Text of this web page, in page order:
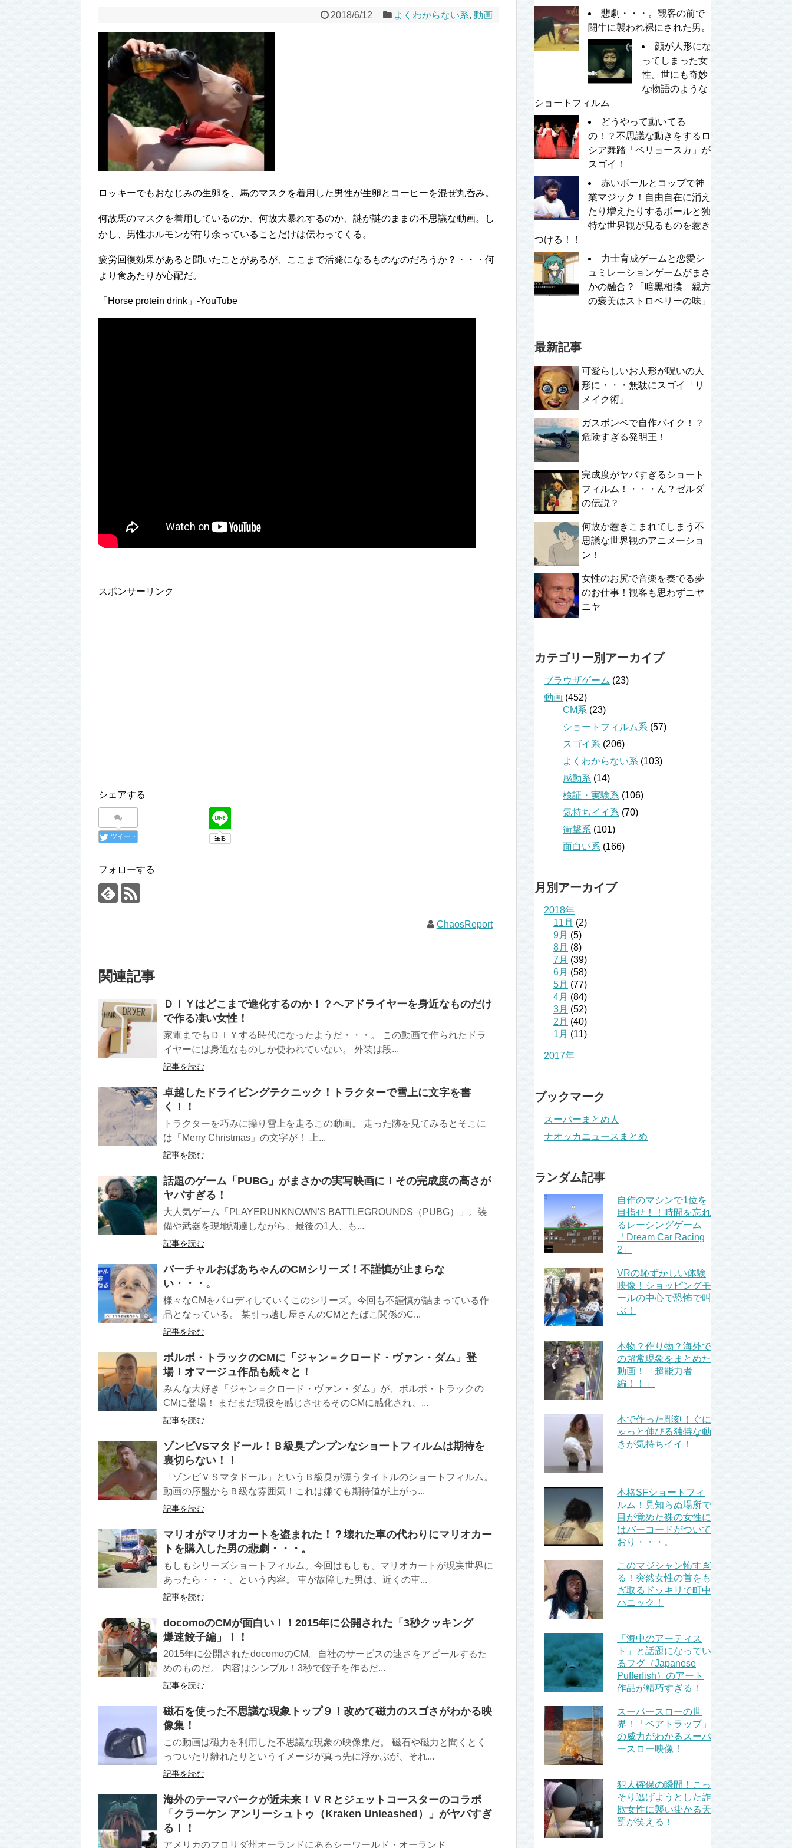
2018/6/12 よくわからない系, 動画
ロッキーでもおなじみの生卵を、馬のマスクを着用した男性が生卵とコーヒーを混ぜ丸呑み。
何故馬のマスクを着用しているのか、何故大暴れするのか、謎が謎のままの不思議な動画。し
かし、男性ホルモンが有り余っていることだけは伝わってくる。
疲労回復効果があると聞いたことがあるが、ここまで活発になるものなのだろうか？・・・何
より食あたりが心配だ。
「Horse protein drink」-YouTube
スポンサーリンク
シェアする
ツイート
フォローする
ChaosReport
関連記事
ＤＩＹはどこまで進化するのか！？ヘアドライヤーを身近なものだけ
で作る凄い女性！
家電までもＤＩＹする時代になったようだ・・・。 この動画で作られたドラ
イヤーには身近なものしか使われていない。 外装は段...
記事を読む
卓越したドライビングテクニック！トラクターで雪上に文字を書
く！！
トラクターを巧みに操り雪上を走るこの動画。 走った跡を見てみるとそこに
は「Merry Christmas」の文字が！ 上...
記事を読む
話題のゲーム「PUBG」がまさかの実写映画に！その完成度の高さが
ヤバすぎる！
大人気ゲーム「PLAYERUNKNOWN'S BATTLEGROUNDS（PUBG）」。装
備や武器を現地調達しながら、最後の1人、も...
記事を読む
バーチャルおばあちゃんのCMシリーズ！不謹慎が止まらな
い・・・。
様々なCMをパロディしていくこのシリーズ。今回も不謹慎が詰まっている作
品となっている。 某引っ越し屋さんのCMとたばこ関係のC...
記事を読む
ボルボ・トラックのCMに「ジャン＝クロード・ヴァン・ダム」登
場！オマージュ作品も続々と！
みんな大好き「ジャン＝クロード・ヴァン・ダム」が、ボルボ・トラックの
CMに登場！ まだまだ現役を感じさせるそのCMに感化され、...
記事を読む
ゾンビVSマタドール！Ｂ級臭プンプンなショートフィルムは期待を
裏切らない！！
「ゾンビＶＳマタドール」というＢ級臭が漂うタイトルのショートフィルム。
動画の序盤からＢ級な雰囲気！これは嫌でも期待値が上がっ...
記事を読む
マリオがマリオカートを盗まれた！？壊れた車の代わりにマリオカー
トを購入した男の悲劇・・・。
もしもシリーズショートフィルム。今回はもしも、マリオカートが現実世界に
あったら・・・。という内容。 車が故障した男は、近くの車...
記事を読む
docomoのCMが面白い！！2015年に公開された「3秒クッキング
爆速餃子編」！！
2015年に公開されたdocomoのCM。自社のサービスの速さをアピールするた
めのものだ。 内容はシンプル！3秒で餃子を作るだ...
記事を読む
磁石を使った不思議な現象トップ９！改めて磁力のスゴさがわかる映
像集！
この動画は磁力を利用した不思議な現象の映像集だ。 磁石や磁力と聞くとく
っついたり離れたりというイメージが真っ先に浮かぶが、それ...
記事を読む
海外のテーマパークが近未来！ＶＲとジェットコースターのコラボ
「クラーケン アンリーシュトゥ（Kraken Unleashed）」がヤバすぎ
る！！
アメリカのフロリダ州オーランドにあるシーワールド・オーランド
悲劇・・・。観客の前で
闘牛に襲われ裸にされた男。
顔が人形にな
ってしまった女
性。世にも奇妙
な物語のような
ショートフィルム
どうやって動いてる
の！？不思議な動きをするロ
シア舞踏「ベリョースカ」が
スゴイ！
赤いボールとコップで神
業マジック！自由自在に消え
たり増えたりするボールと独
特な世界観が見るものを惹き
つける！！
力士育成ゲームと恋愛シ
ュミレーションゲームがまさ
かの融合？「暗黒相撲 親方
の褒美はストロベリーの味」
最新記事
可愛らしいお人形が呪いの人
形に・・・無駄にスゴイ「リ
メイク術」
ガスボンベで自作バイク！？
危険すぎる発明王！
完成度がヤバすぎるショート
フィルム！・・・ん？ゼルダ
の伝説？
何故か惹きこまれてしまう不
思議な世界観のアニメーショ
ン！
女性のお尻で音楽を奏でる夢
のお仕事！観客も思わずニヤ
ニヤ
カテゴリー別アーカイブ
ブラウザゲーム (23)
動画 (452)
CM系 (23)
ショートフィルム系 (57)
スゴイ系 (206)
よくわからない系 (103)
感動系 (14)
検証・実験系 (106)
気持ちイイ系 (70)
衝撃系 (101)
面白い系 (166)
月別アーカイブ
2018年
11月 (2)
9月 (5)
8月 (8)
7月 (39)
6月 (58)
5月 (77)
4月 (84)
3月 (52)
2月 (40)
1月 (11)
2017年
ブックマーク
スーパーまとめ人
ナオッカニュースまとめ
ランダム記事
自作のマシンで1位を
目指せ！！時間を忘れ
るレーシングゲーム
「Dream Car Racing
2」
VRの恥ずかしい体験
映像！ショッピングモ
ールの中心で恐怖で叫
ぶ！
本物？作り物？海外で
の超常現象をまとめた
動画！「超能力者
編！！」
本で作った彫刻！ぐに
ゃっと伸びる独特な動
きが気持ちイイ！
本格SFショートフィ
ルム！見知らぬ場所で
目が覚めた裸の女性に
はバーコードがついて
おり・・・。
このマジシャン怖すぎ
る！突然女性の首をも
ぎ取るドッキリで町中
パニック！
「海中のアーティス
ト」と話題になってい
るフグ（Japanese
Pufferfish）のアート
作品が精巧すぎる！
スーパースローの世
界！「ベアトラップ」
の威力がわかるスーパ
ースロー映像！
犯人確保の瞬間！こっ
そり逃げようとした詐
欺女性に襲い掛かる天
罰が笑える！